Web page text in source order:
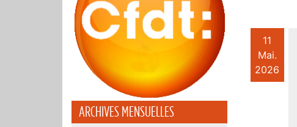
ARCHIVES MENSUELLES
11
Mai.
2026